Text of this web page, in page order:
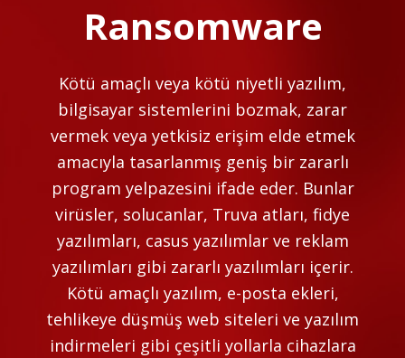
Ransomware
Kötü amaçlı veya kötü niyetli yazılım,
bilgisayar sistemlerini bozmak, zarar
vermek veya yetkisiz erişim elde etmek
amacıyla tasarlanmış geniş bir zararlı
program yelpazesini ifade eder. Bunlar
virüsler, solucanlar, Truva atları, fidye
yazılımları, casus yazılımlar ve reklam
yazılımları gibi zararlı yazılımları içerir.
Kötü amaçlı yazılım, e-posta ekleri,
tehlikeye düşmüş web siteleri ve yazılım
indirmeleri gibi çeşitli yollarla cihazlara